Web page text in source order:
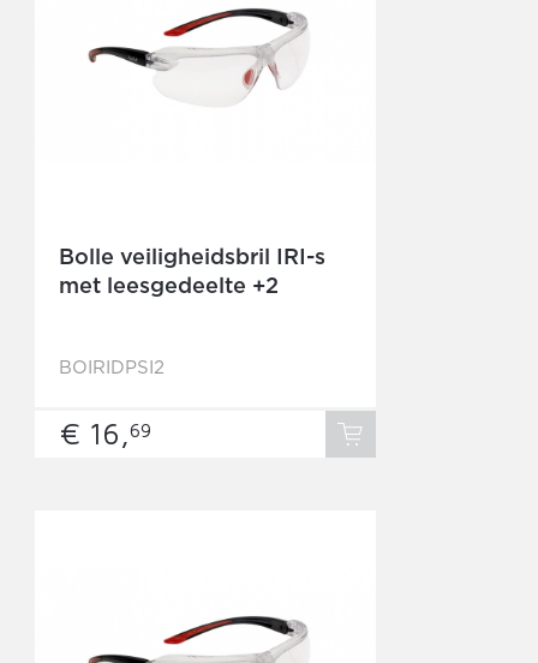
Bolle veiligheidsbril IRI-s
met leesgedeelte +2
BOIRIDPSI2
€ 16,69